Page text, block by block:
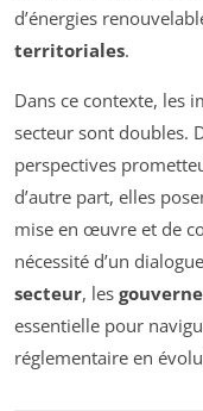
d’énergies
territoriales.
Dans ce contexte, les
secteur sont doubles.
perspectives
d’autre part, elles
mise en œuvre et de
nécessité d’un
secteur, les
essentielle pour
réglementaire en